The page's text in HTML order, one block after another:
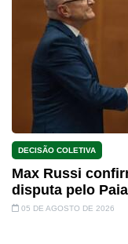
DECISÃO COLETIVA
Max Russi
disputa pelo
05 DE AGOSTO DE 2026